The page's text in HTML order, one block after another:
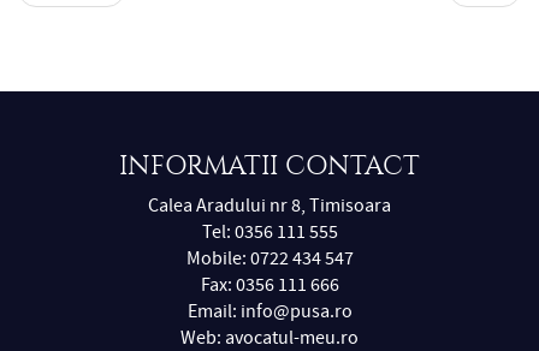
INFORMATII CONTACT
Calea Aradului nr 8, Timisoara
Tel: 0356 111 555
Mobile: 0722 434 547
Fax: 0356 111 666
Email: info@pusa.ro
Web: avocatul-meu.ro